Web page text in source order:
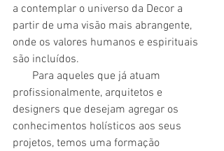
a contemplar o universo da Decor a
partir de uma visão mais abrangente,
onde os valores humanos e espirituais
são incluídos.
profissionalmente, arquitetos e
designers que desejam agregar os
conhecimentos holísticos aos seus
projetos, temos uma formação